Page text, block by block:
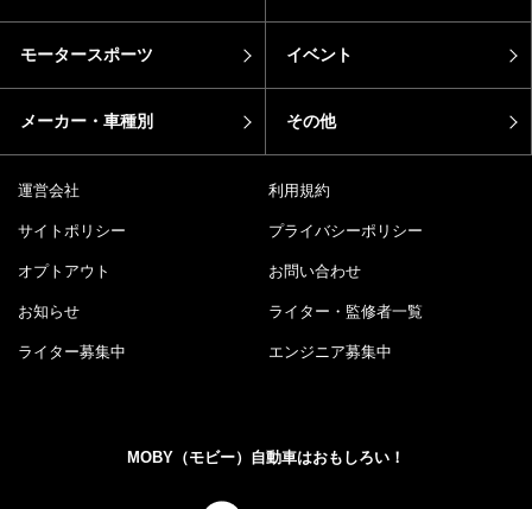
モータースポーツ イベント
メーカー・車種別 その他
運営会社 利用規約
サイトポリシー プライバシーポリシー
オプトアウト お問い合わせ
お知らせ ライター・監修者一覧
ライター募集中 エンジニア募集中
MOBY（モビー）自動車はおもしろい！